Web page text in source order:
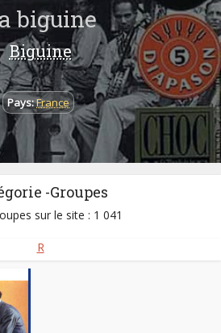
biguine
Biguine
Pays:France
-Groupes
sur le site : 1 041
R